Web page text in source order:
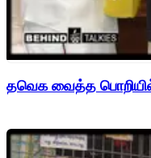
தவெக வைத்த பொறியில்